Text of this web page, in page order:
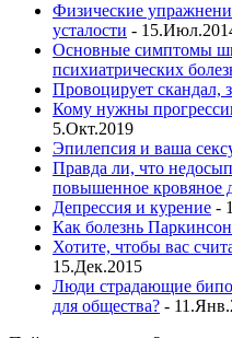
Физические
усталости -
Основные симптомы
психиатрических
Провоцирует скандал,
Кому нужны
5.Окт.2019
Эпилепсия и ваша
Правда ли, что
повышенное кровяное
Депрессия и курение -
Как болезнь
Хотите, чтобы вас
15.Дек.2015
Люди страдающие
для общества? -